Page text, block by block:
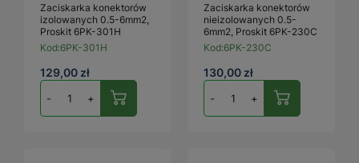
Zaciskarka konektorów
izolowanych 0.5-6mm2,
Proskit 6PK-301H
Kod:6PK-301H
129,00 zł
- +
Zaciskarka konektorów
nieizolowanych 0.5-
6mm2, Proskit 6PK-230C
Kod:6PK-230C
130,00 zł
- +